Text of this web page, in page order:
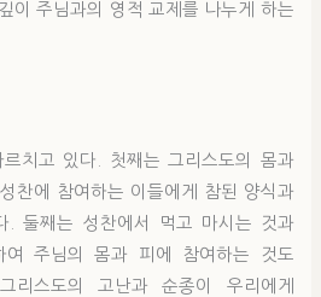
이 주님과의 영적 교제를 나누게 하는
치고 있다. 첫째는 그리스도의 몸과
찬에 참여하는 이들에게 참된 양식과
. 둘째는 성찬에서 먹고 마시는 것과
여 주님의 몸과 피에 참여하는 것도
리스도의 고난과 순종이 우리에게